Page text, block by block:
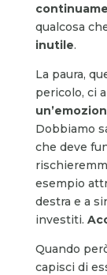
qualcosa
inutile.
La paura,
pericolo, ci
Dobbiamo
che deve
esempio
destra e a
investiti.
Quando
capisci di